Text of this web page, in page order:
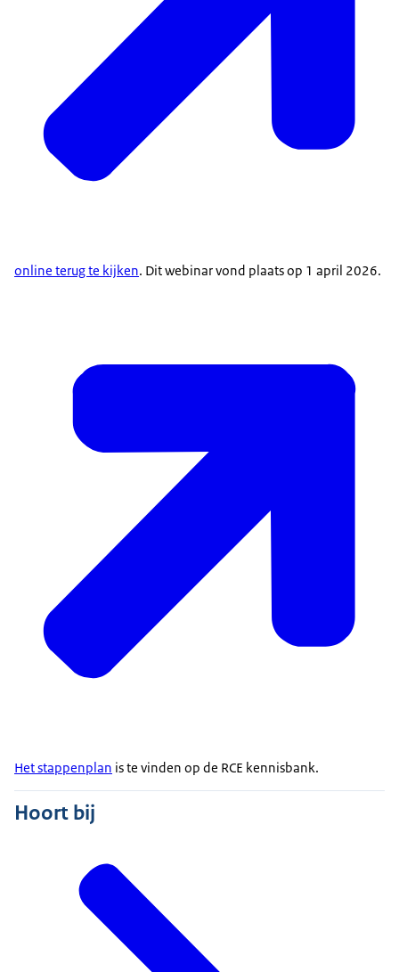
online terug te kijken. Dit webinar vond plaats op 1 april 2026.
Het stappenplan is te vinden op de RCE kennisbank.
Hoort bij